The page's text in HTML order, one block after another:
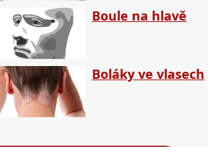
Boule na hlavě
Boláky ve vlasech